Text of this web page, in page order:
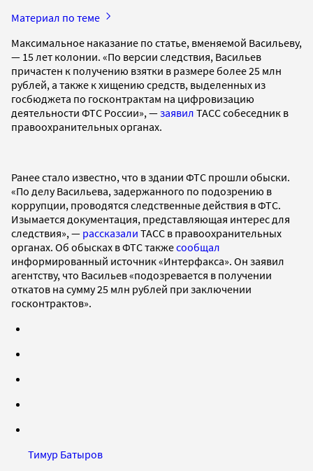
Материал по теме
Максимальное наказание по статье, вменяемой Васильеву,
— 15 лет колонии. «По версии следствия, Васильев
причастен к получению взятки в размере более 25 млн
рублей, а также к хищению средств, выделенных из
госбюджета по госконтрактам на цифровизацию
деятельности ФТС России», —заявил ТАСС собеседник в
правоохранительных органах.
Ранее стало известно, что в здании ФТС прошли обыски.
«По делу Васильева, задержанного по подозрению в
коррупции, проводятся следственные действия в ФТС.
Изымается документация, представляющая интерес для
следствия», — рассказали ТАСС в правоохранительных
органах. Об обысках в ФТС такжесообщал
информированный источник «Интерфакса». Он заявил
агентству, что Васильев «подозревается в получении
откатов на сумму 25 млн рублей при заключении
госконтрактов».
Тимур Батыров